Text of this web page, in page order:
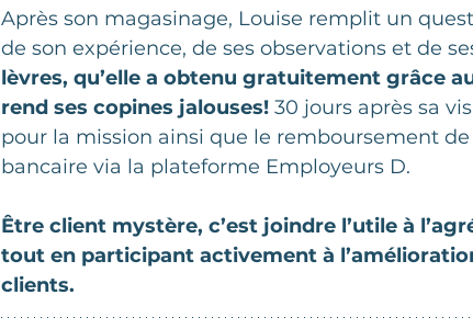
Après son magasinage, Louise remplit un
de son expérience, de ses observations et de
lèvres, qu’elle a obtenu gratuitement grâce
rend ses copines jalouses! 30 jours après sa
pour la mission ainsi que le remboursement
bancaire via la plateforme Employeurs D.
Être client mystère, c’est joindre l’utile à
tout en participant activement à
clients.